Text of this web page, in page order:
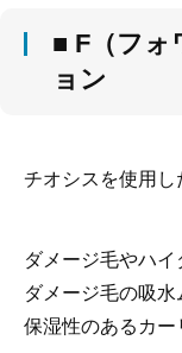
■ F（フォ
ョン
チオシスを使用し
ダメージ毛やハ
ダメージ毛の吸水
保湿性のあるカー